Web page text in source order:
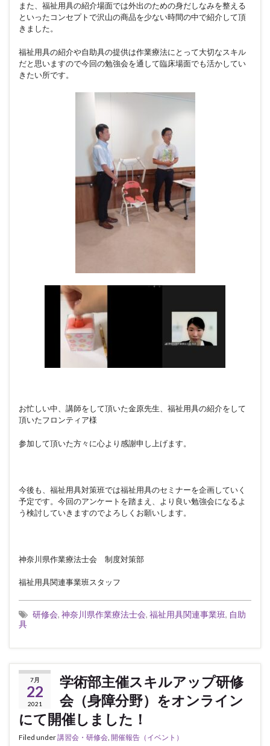
また、福祉用具の紹介場面では外出のための身だしなみを整える
といったコンセプトで沢山の商品を少ない時間の中で紹介して頂
きました。
福祉用具の紹介や自助具の提供は作業療法にとって大切なスキル
だと思いますので今回の勉強会を通して臨床場面でも活かしてい
きたい所です。
お忙しい中、講師をして頂いた金原先生、福祉用具の紹介をして
頂いたフロンティア様
参加して頂いた方々に心より感謝申し上げます。
今後も、福祉用具対策班では福祉用具のセミナーを企画していく
予定です。今回のアンケートを踏まえ、より良い勉強会になるよ
う検討していきますのでよろしくお願いします。
神奈川県作業療法士会 制度対策部
福祉用具関連事業班スタッフ
研修会, 神奈川県作業療法士会, 福祉用具関連事業班, 自助
具
7月
22
2021
学術部主催スキルアップ研修
会（身障分野）をオンライン
にて開催しました！
Filed under講習会・研修会, 開催報告（イベント）